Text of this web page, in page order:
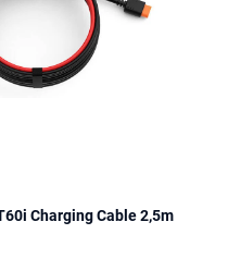
Charging Cable 2,5m